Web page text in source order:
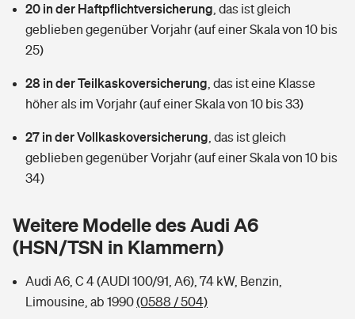
Wer versichert was: Jetzt Versicherer finden
Sie haben Fragen?
Mietkautionsversicherung
Restkreditversicherung
Tools
Hochwasser-Check: Wie gefährdet ist Ihr Haus?
Sie haben Fragen?
Kinderinvalidität
Hundehalter-Haftpflicht
Handyversicherung
Private Cyberversicherung
Zur Übersicht
Tierkrankenversicherung
Zur Übersicht
Tools
Wer versichert was: Jetzt Versicherer finden
Rentenrechner: Wie viel Geld bekomme ich im Alter?
20 in der Haftpflichtversicherung das ist gleich
geblieben gegenüber Vorjahr (auf einer Skala von 10 bis
25)
28 in der Teilkaskoversicherung das ist eine Klasse
höher als im Vorjahr (auf einer Skala von 10 bis 33)
27 in der Vollkaskoversicherung das ist gleich
geblieben gegenüber Vorjahr (auf einer Skala von 10 bis
34)
Weitere Modelle des Audi A6
(HSN/TSN in Klammern)
Audi A6, C 4 (AUDI 100/91, A6), 74 kW, Benzin,
Limousine, ab 1990(0588 / 504)